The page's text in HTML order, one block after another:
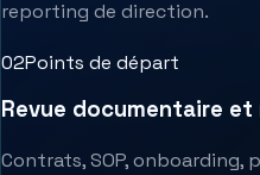
reporting de direction.
02Points de départ
Revue documentaire et
Contrats, SOP, onboarding,